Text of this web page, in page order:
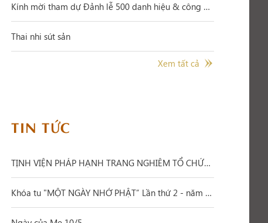
Kính mời tham dự Đảnh lễ 500 danh hiệu & công hạnh Đức BỒ TÁT QUÁN THẾ ÂM 19/6
Thai nhi sút sản
Xem tất cả
TIN TỨC
TỊNH VIỆN PHÁP HẠNH TRANG NGHIÊM TỔ CHỨC ĐẠI LỄ PHẬT ĐẢN PL.2570 – DL.2026
Khóa tu "MỘT NGÀY NHỚ PHẬT” Lần thứ 2 - năm 2026